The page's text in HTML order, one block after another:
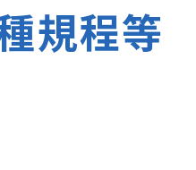
イド 規程等